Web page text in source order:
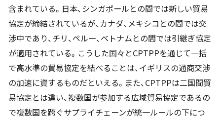
含まれている。日本、シンガポールとの間では新しい貿易
協定が締結されているが、カナダ、メキシコとの間では交
渉中であり、チリ、ペルー、ベトナムとの間では引継ぎ協定
が適用されている。こうした国々とCPTPPを通じて一括
で高水準の貿易協定を結べることは、イギリスの通商交渉
の加速に資するものだといえる。また、CPTPPは二国間貿
易協定とは違い、複数国が参加する広域貿易協定であるの
で複数国を跨ぐサプライチェーンが統一ルールの下につ